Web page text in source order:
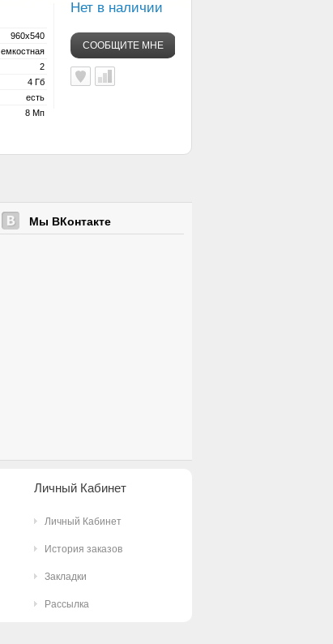
Нет в наличии
СООБЩИТЕ МНЕ
960x540
емкостная
2
4 Гб
есть
8 Мп
Мы ВКонтакте
Личный Кабинет
Личный Кабинет
История заказов
Закладки
Рассылка